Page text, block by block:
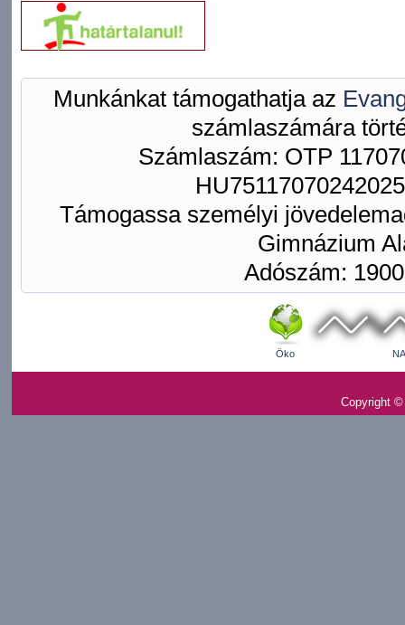
Munkánkat támogathatja az
számlaszámára
Számlaszám: OTP
Támogassa személyi
Gimnázium
Adószám:
Öko
Copyright